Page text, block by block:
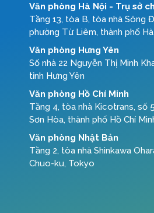
Văn phòng Hà Nội - Trụ sở
Tầng 13, tòa B, tòa nhà Sông
phường Từ Liêm, thành phố
Văn phòng Hưng Yên
Số nhà 22 Nguyễn Thị Minh
tỉnh Hưng Yên
Văn phòng Hồ Chí Minh
Tầng 4, tòa nhà Kicotrans, số
Sơn Hòa, thành phố Hồ Chí
Văn phòng Nhật Bản
Tầng 2, tòa nhà Shinkawa
Chuo-ku, Tokyo